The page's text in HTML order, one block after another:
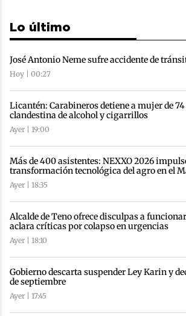
Lo último
José Antonio Neme sufre accidente de
Hoy | 00:27
Licantén: Carabineros detiene a mujer de
clandestina de alcohol y cigarrillos
Ayer | 19:00
Más de 400 asistentes: NEXXO 2026
transformación tecnológica del agro en el
Ayer | 18:35
Alcalde de Teno ofrece disculpas a
aclara críticas por colapso en urgencias
Ayer | 18:10
Gobierno descarta suspender Ley Karin y
de septiembre
Ayer | 17:45